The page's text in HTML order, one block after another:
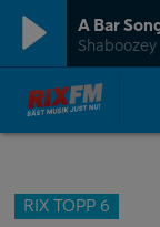
A Bar
Shaboozey
RIX TOPP 6